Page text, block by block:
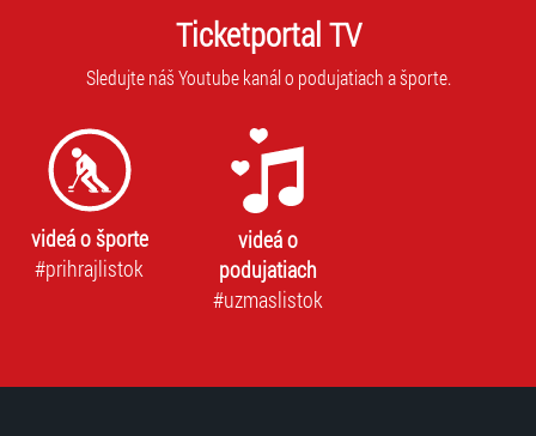
Ticketportal TV
Sledujte náš Youtube kanál o podujatiach a športe.
videá o športe
#prihrajlistok
videá o
podujatiach
#uzmaslistok